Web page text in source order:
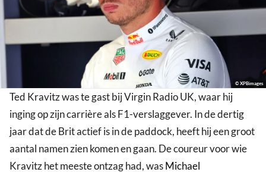
© XPBimages
Ted Kravitz was te gast bij Virgin Radio UK, waar hij
inging op zijn carrière als F1-verslaggever. In de dertig
jaar dat de Brit actief is in de paddock, heeft hij een groot
aantal namen zien komen en gaan. De coureur voor wie
Kravitz het meeste ontzag had, wasMichael